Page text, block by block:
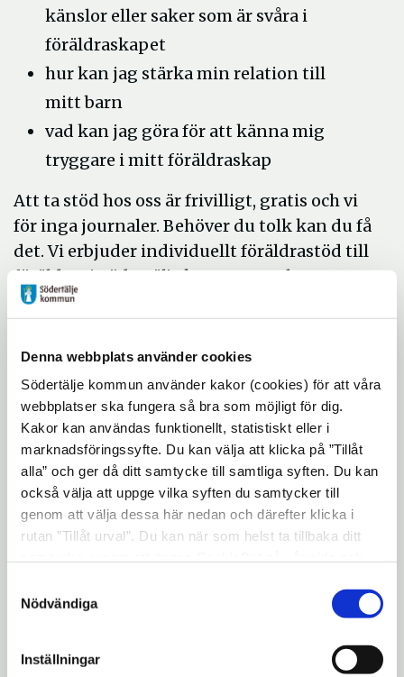
Denna webbplats använder cookies
Södertälje kommun använder kakor (cookies) för att våra
webbplatser ska fungera så bra som möjligt för dig.
Kakor kan användas funktionellt, statistiskt eller i
marknadsföringssyfte. Du kan välja att klicka på ”Tillåt
alla” och ger då ditt samtycke till samtliga syften. Du kan
också välja att uppge vilka syften du samtycker till
genom att välja dessa här nedan och därefter klicka i
rutan ”Tillåt urval”. Du kan när som helst ta tillbaka ditt
"Visa detaljer" kan du läsa om hur kakorna används och
hur vi och våra leverantörer inhämtar och behandlar
Nödvändiga
Inställningar
känslor eller saker som är svåra i
föräldraskapet
hur kan jag stärka min relation till
mitt barn
vad kan jag göra för att känna mig
tryggare i mitt föräldraskap
Att ta stöd hos oss är frivilligt, gratis och vi
för inga journaler. Behöver du tolk kan du få
det. Vi erbjuder individuellt föräldrastöd till
föräldrar i Södertälje kommun, Salem
kommun och Nykvarn kommun.
Kontakta oss - så går det
till
Du kan kontakta oss via telefon eller mejl.
Skriv inga känsliga uppgifter, det räcker att
du skriver att du önskar bli kontaktad. En
familjestödjare ringer upp dig för att boka
en tid för ett första samtal.
Ser över var och när det passar dig bäst
Gör tillsammans en plan för vår